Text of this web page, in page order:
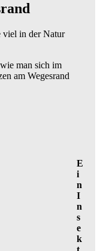
viel in der Natur
man sich im
am Wegesrand
E
i
n
I
n
s
e
k